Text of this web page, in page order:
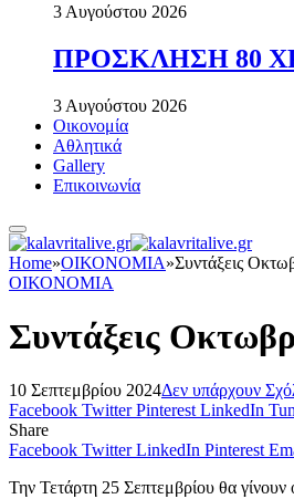
3 Αυγούστου 2026
ΠΡΟΣΚΛΗΣΗ 80
3 Αυγούστου 2026
Οικονομία
Αθλητικά
Gallery
Επικοινωνία
Home»ΟΙΚΟΝΟΜΙΑ»Συντάξεις
ΟΙΚΟΝΟΜΙΑ
Συντάξεις
10 Σεπτεμβρίου 2024Δεν υπάρχουν
Facebook Twitter Pinterest LinkedIn
Share
Facebook Twitter LinkedIn Pinterest
Την Τετάρτη 25 Σεπτεμβρίου θα